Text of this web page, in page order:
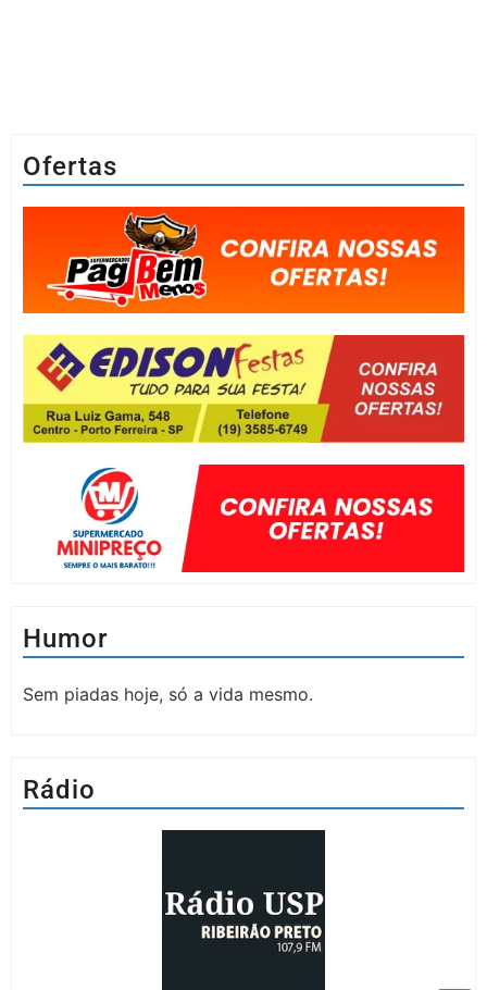
Ofertas
Humor
Sem piadas hoje, só a vida mesmo.
Rádio